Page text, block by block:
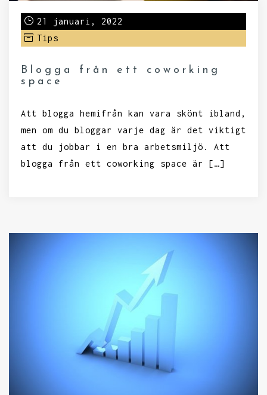
21 januari, 2022
Tips
Blogga från ett coworking
space
Att blogga hemifrån kan vara skönt ibland,
men om du bloggar varje dag är det viktigt
att du jobbar i en bra arbetsmiljö. Att
blogga från ett coworking space är […]